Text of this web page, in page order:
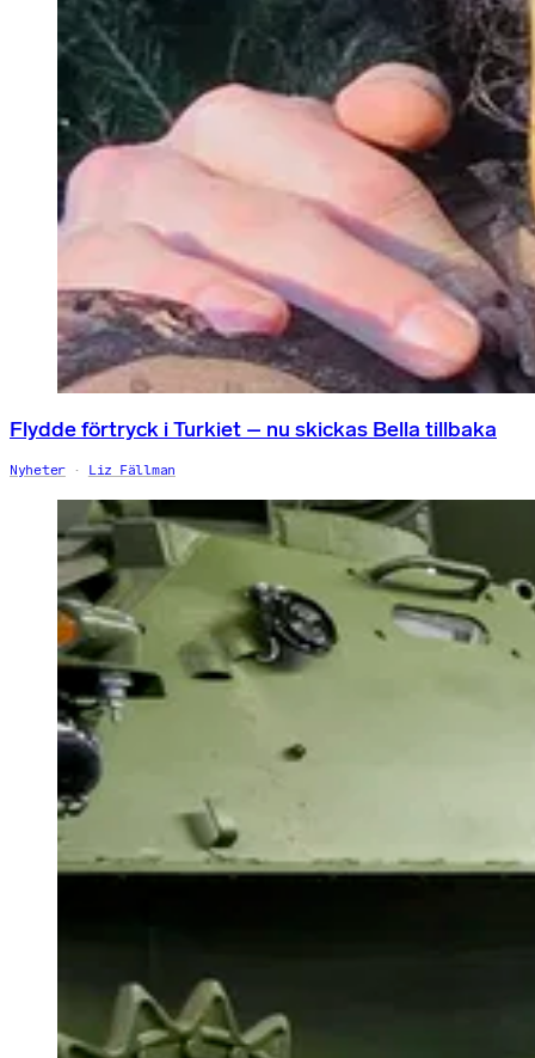
Flydde förtryck i Turkiet – nu skickas Bella tillbaka
Nyheter Liz Fällman